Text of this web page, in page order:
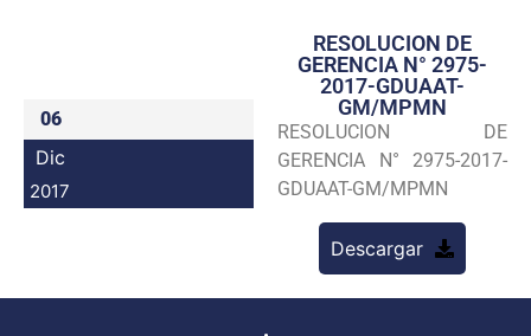
Transparencia
Seguridad
Programas
06
Dic
2017
RESOLUCION DE
GERENCIA N° 2975-
2017-GDUAAT-
GM/MPMN
RESOLUCION DE
GERENCIA N° 2975-2017-
GDUAAT-GM/MPMN
Descargar